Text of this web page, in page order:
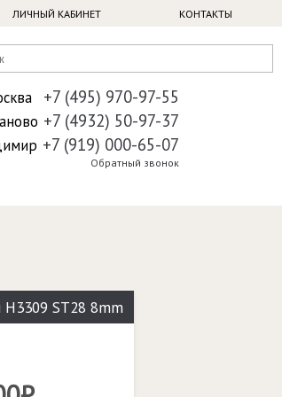
ЛИЧНЫЙ КАБИНЕТ КОНТАКТЫ
+7 (495) 970-97-55
+7 (4932) 50-97-37
+7 (919) 000-65-07
Обратный звонок
H3309 ST28 8mm